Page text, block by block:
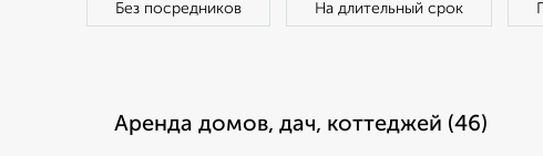
Без посредников На длительный срок
Аренда домов, дач, коттеджей (46)